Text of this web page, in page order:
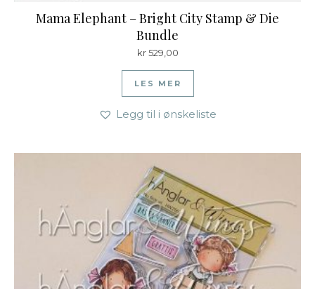
Mama Elephant – Bright City Stamp & Die
Bundle
kr529,00
LES MER
Legg til i ønskeliste